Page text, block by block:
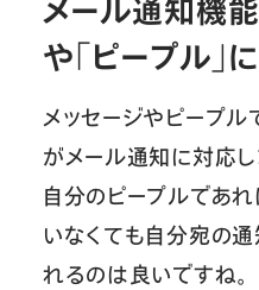
メール通知機能
や「ピープル」
メッセージやピープル
がメール通知に対応し
自分のピープルであれ
いなくても自分宛の
れるのは良いですね。